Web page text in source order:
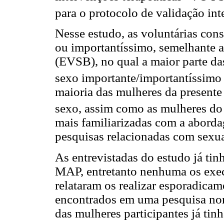
para o protocolo de validação
Nesse estudo, as voluntárias
ou importantíssimo, semelhante
(EVSB), no qual a maior parte
sexo importante/
maioria das mulheres da
sexo, assim como as mulheres
mais familiarizadas com a
pesquisas relacionadas com
As entrevistadas do estudo já
MAP, entretanto nenhuma os
relataram os realizar
encontrados em uma pesquisa
das mulheres participantes já